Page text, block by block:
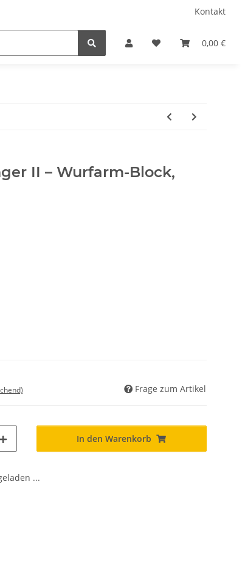
Kontakt
0,00 €
Gardenflare Gasflaschen (Stand 23.02.2026)
II – Wurfarm-Block,
Frage zum Artikel
In den Warenkorb
...